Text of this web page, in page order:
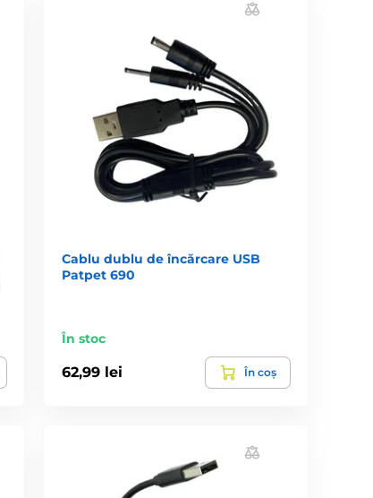
Cablu dublu de încărcare USB
Patpet 690
În stoc
62,99 lei În coș